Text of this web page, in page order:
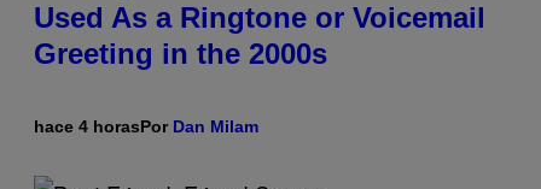
Used As a Ringtone or Voicemail
Greeting in the 2000s
hace 4 horasPor Dan Milam